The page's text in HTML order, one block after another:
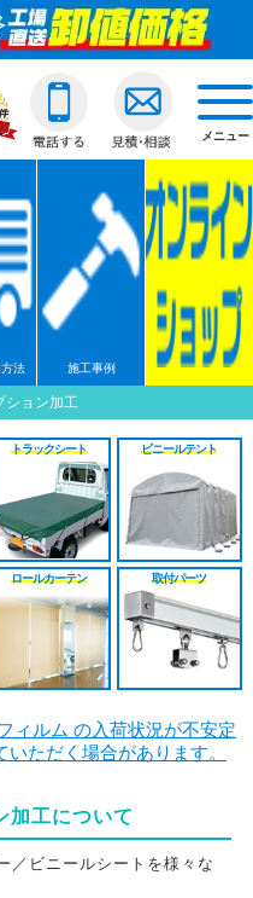
メニュー
法 施工事例
ション加工
トラックシート ビニールテント
ロールカーテン 取付パーツ
ィルム の入荷状況が不安定
ただく場合があります。
加工について
／ビニールシートを様々な